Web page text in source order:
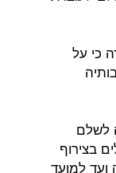
כי על
לשלם
בסכום של 1,000 שקלים בצירוף
למועד